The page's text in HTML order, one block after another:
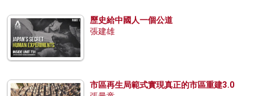
歷史給中國人一個公道
張建雄
市區再生局範式實現真正的市區重建3.0